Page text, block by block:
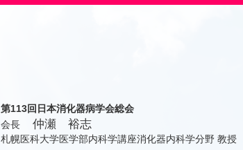
第113回日本消化器病学会総会
会長 仲瀬 裕志
札幌医科大学医学部内科学講座消化器内科学分野 教授